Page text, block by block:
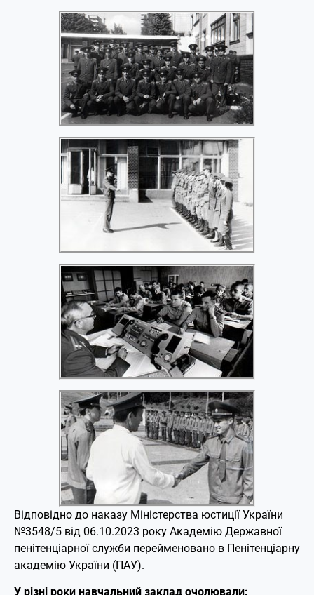
Відповідно до наказу Міністерства юстиції України
№3548/5 від 06.10.2023 року Академію Державної
пенітенціарної служби перейменовано в Пенітенціарну
академію України (ПАУ).
У різні роки навчальний заклад очолювали: